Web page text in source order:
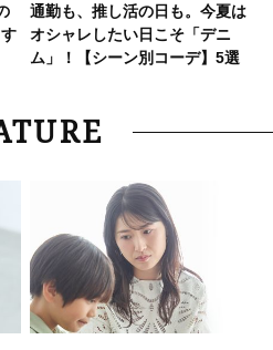
通勤も、推し活の日も。今夏は
オシャレしたい日こそ「デニ
ム」！【シーン別コーデ】5選